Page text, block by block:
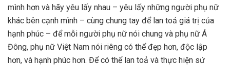
mình hơn và hãy yêu lấy nhau – yêu lấy những người phụ nữ
khác bên cạnh mình – cùng chung tay để lan toả giá trị của
hạnh phúc – để mỗi người phụ nữ nói chung và phụ nữ Á
Đông, phụ nữ Việt Nam nói riêng có thể đẹp hơn, độc lập
hơn, và hạnh phúc hơn. Để có thể lan toả và thực hiện sứ